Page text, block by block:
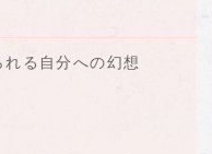
れる自分への幻想